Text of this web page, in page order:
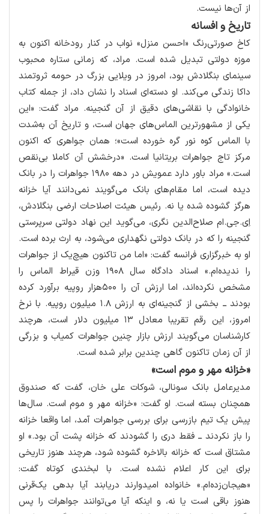
از آن‌ها نیست.
تاریخ و افسانه
کاخ صورتی‌رنگ «احسن منزل» نواب در کنار رودخانه اکنون به
موزه دولتی تبدیل شده است. مراد، که زمانی ستاره محبوب
سینمای بنگلادش بود، امروز در ویلایی بزرگ در حومه ثروتمند
داکا زندگی می‌کند. او دسته‌ای اسناد را نشان داد، از جمله کتاب
خانوادگی با نقاشی‌های دقیق از آن گنجینه. مراد گفت: «این
یکی از مشهورترین الماس‌های جهان است، و تاریخ آن به‌شدت
با الماس کوه نور گره خورده است»؛ همان جواهری که اکنون
مرکز تاج جواهرات بریتانیا است. «درخشش آن کاملا بی‌نقص
است.» مراد باور دارد عمویش در دهه ۱۹۸۰ جواهرات را در بانک
دیده است، اما مقام‌های بانک می‌گویند نمی‌دانند آیا خزانه
هرگز گشوده شده یا نه. رئیس هیئت اصلاحات ارضی بنگلادش،
اِی.جی.ام صلاح‌الدین نگری، می‌گوید این نهاد دولتی سرپرستی
گنجینه را که در بانک دولتی نگهداری می‌شود، به ارث برده است.
او به خبرگزاری فرانسه گفت: «اما من تاکنون هیچ‌یک از جواهرات
را ندیده‌ام.» اسناد دادگاه سال ۱۹۰۸ وزن قیراط الماس را
مشخص نکرده‌اند، اما ارزش آن را ۵۰۰هزار روپیه برآورد کرده
بودند ــ بخشی از گنجینه‌ای به ارزش ۱.۸ میلیون روپیه. با نرخ
امروز، این رقم تقریبا معادل ۱۳ میلیون دلار است، هرچند
کارشناسان می‌گویند ارزش بازار چنین جواهرات کمیاب و بزرگی
از آن زمان تاکنون گاهی چندین برابر شده است.
«خزانه مهر و موم است»
مدیرعامل بانک سونالی، شوکات علی خان، گفت که صندوق
همچنان بسته است. او گفت: «خزانه مهر و موم است. سال‌ها
پیش یک تیم بازرسی برای بررسی جواهرات آمد، اما واقعا خزانه
را باز نکردند ــ فقط دری را گشودند که خزانه پشت آن بود.» او
مشتاق است که خزانه بالاخره گشوده شود، هرچند هنوز تاریخی
برای این کار اعلام نشده است. با لبخندی کوتاه گفت:
«هیجان‌زده‌ام.» خانواده امیدوارند دریابند آیا بدهی یک‌قرنی
هنوز باقی است یا نه، و اینکه آیا می‌توانند جواهرات را پس